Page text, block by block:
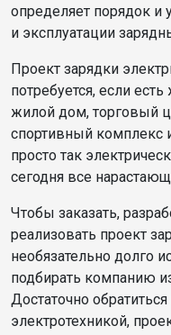
определяет порядок и
и эксплуатации
Проект зарядки
потребуется, если
жилой дом, торговый
спортивный комплекс
просто так
сегодня все
Чтобы заказать,
реализовать проект
необязательно долго
подбирать компанию
Достаточно
электротехникой,